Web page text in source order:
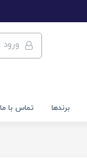
برندها تماس با ما